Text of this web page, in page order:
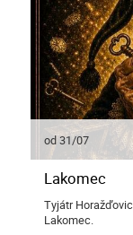
od 31/07
Lakomec
Tyjátr
Lakomec.